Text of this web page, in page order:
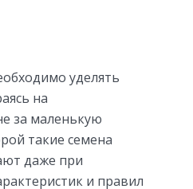
уделять
на
за маленькую
такие семена
даже при
и правил